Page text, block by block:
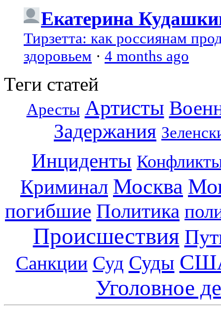
Екатерина
Тирзетта: как россиянам
здоровьем · 4 months ago
Теги статей
Аресты Артисты
Задержания
Инциденты
Криминал Москва
погибшие Политика
Происшествия
Санкции Суд Суды
Уголовное